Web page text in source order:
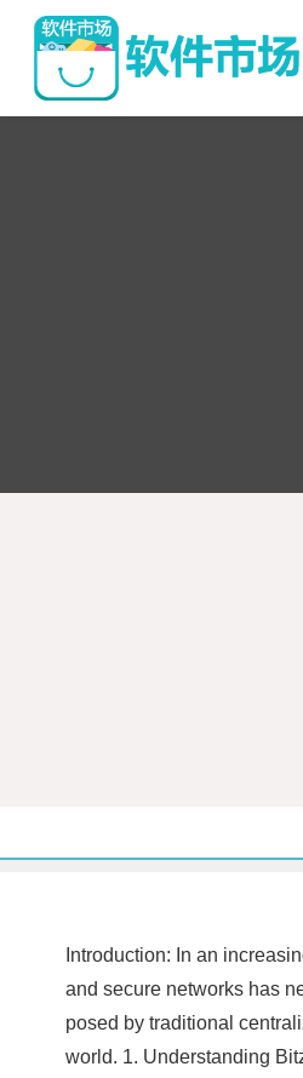
Introduction: In an
and secure networks has
posed by traditional
world. 1. Understanding